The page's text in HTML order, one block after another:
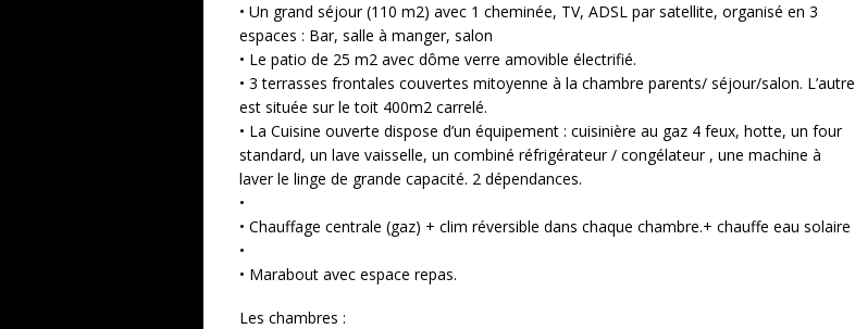
• Un grand séjour (110 m2) avec 1 cheminée, TV, ADSL par satellite, organisé en 3
espaces : Bar, salle à manger, salon
• Le patio de 25 m2 avec dôme verre amovible électrifié.
• 3 terrasses frontales couvertes mitoyenne à la chambre parents/ séjour/salon. L’autre
est située sur le toit 400m2 carrelé.
• La Cuisine ouverte dispose d’un équipement : cuisinière au gaz 4 feux, hotte, un four
standard, un lave vaisselle, un combiné réfrigérateur / congélateur , une machine à
laver le linge de grande capacité. 2 dépendances.
•
• Chauffage centrale (gaz) + clim réversible dans chaque chambre.+ chauffe eau solaire
•
• Marabout avec espace repas.
Les chambres :